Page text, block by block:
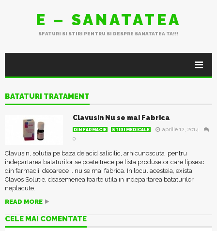
E – SANATATEA
SFATURI SI STIRI PENTRU SI DESPRE SANATATEA TA!!!
BATATURI TRATAMENT
Clavusin Nu se mai Fabrica
DIN FARMACIE STIRI MEDICALE
aprilie 12, 2014
0
Clavusin, solutia pe baza de acid salicilic, arhicunoscuta pentru
indepartarea bataturilor se poate trece pe lista produselor care lipsesc
din farmacii, deoarece .. nu se mai fabrica. In locul acesteia, exista
Clavos Solutie, deasemenea foarte utila in indepartarea bataturilor
neplacute.
READ MORE
CELE MAI COMENTATE